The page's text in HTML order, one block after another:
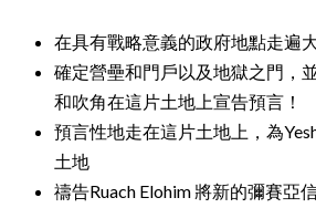
在具有戰略意義的政府地點走遍
確定營壘和門戶以及地獄之門，
和吹角在這片土地上宣告預言！
預言性地走在這片土地上，為
土地
禱告Ruach Elohim 將新的彌賽亞